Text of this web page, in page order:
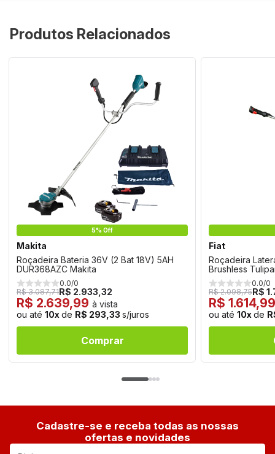
Produtos Relacionados
5% Off
Makita
Roçadeira Bateria 36V (2 Bat 18V) 5AH
DUR368AZC Makita
0.0/0
R$ 3.087,71R$ 2.933,32
R$ 2.639,99 à vista
ou até 10x de R$ 293,33 s/juros
Comprar
Fiat
Roçadeira
Brushless
0.0/0
R$ 2.098,75R$
R$
ou até 10x de
Cadastre-se e receba todas as nossas
ofertas e novidades